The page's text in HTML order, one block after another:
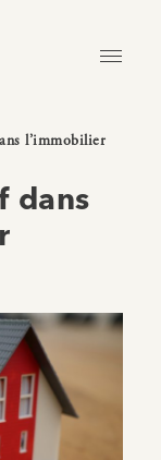
l’immobilier
dans